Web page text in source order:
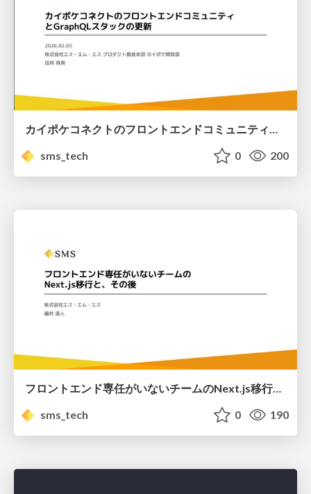
カイポケコネクトのフロントエンドコミュニティとGraphQLスタックの更新/advancing-the-graphql-stack-update-in-the-frontend-community
sms_tech
0 200
フロントエンド専任がいないチームのNext.js移行と、その後/Renewal to Next.js for a team without a dedicated front-end developer, and what happened next
sms_tech
0 190